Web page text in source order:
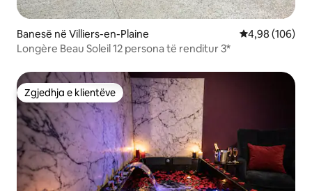
Banesë në Villiers-en-Plaine Vlerësimi
4,98 (106)
Longère Beau Soleil 12 persona të renditur 3*
Zgjedhja e klientëve
Zgjedhja e klientëve